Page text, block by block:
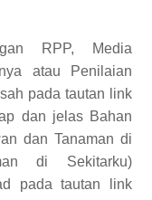
RPP, Media
atau Penilaian
pada tautan link
dan jelas Bahan
dan Tanaman di
di Sekitarku)
pada tautan link